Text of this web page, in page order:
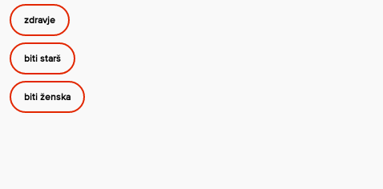
zdravje
biti starš
biti ženska